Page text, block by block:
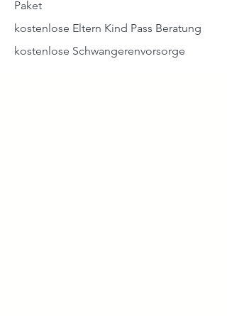
Paket
kostenlose Eltern Kind Pass Beratung
kostenlose Schwangerenvorsorge